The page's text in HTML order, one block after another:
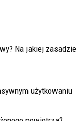
Na jakiej zasadzie
użytkowaniu